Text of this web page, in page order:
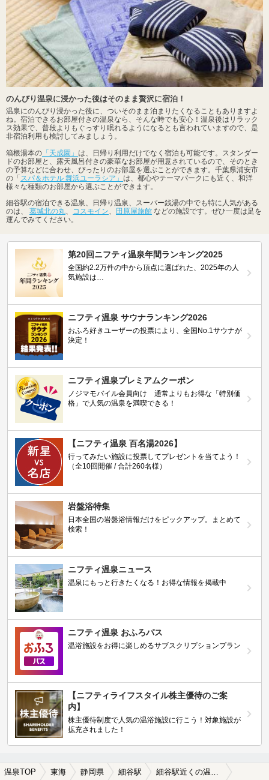
のんびり温泉に浸かった後はそのまま贅沢に宿泊！
温泉にのんびり浸かった後に、ついそのまま泊まりたくなることもありますよ
ね。宿泊できるお部屋付きの温泉なら、そんな時でも安心！温泉後はリラック
ス効果で、普段よりもぐっすり眠れるようになるとも言われていますので、是
非宿泊利用も検討してみましょう。
箱根湯本の 「天成園」 は、日帰り利用だけでなく宿泊も可能です。スタンダー
ドのお部屋と、露天風呂付きの豪華なお部屋が用意されているので、そのとき
の予算などに合わせ、ぴったりのお部屋を選ぶことができます。千葉県浦安市
の「スパ＆ホテル 舞浜ユーラシア」 は、都心やテーマパークにも近く、和洋
様々な種類のお部屋から選ぶことができます。
細谷駅の宿泊できる温泉、日帰り温泉、スーパー銭湯の中でも特に人気がある
のは、 葛城北の丸、 コスモイン、 田原屋旅館 などの施設です。ぜひ一度は足を
運んでみてください。
第20回ニフティ温泉年間ランキング2025
全国約2.2万件の中から頂点に選ばれた、2025年の人
気施設は…
ニフティ温泉 サウナランキング2026
おふろ好きユーザーの投票により、全国No.1サウナが
決定！
ニフティ温泉プレミアムクーポン
ノジマモバイル会員向け 通常よりもお得な「特別価
格」で人気の温泉を満喫できる！
【ニフティ温泉 百名湯2026】
行ってみたい施設に投票してプレゼントを当てよう！
（全10回開催 / 合計260名様）
岩盤浴特集
日本全国の岩盤浴情報だけをピックアップ。まとめて
検索！
ニフティ温泉ニュース
温泉にもっと行きたくなる！お得な情報を掲載中
ニフティ温泉 おふろパス
温浴施設をお得に楽しめるサブスクリプションプラン
【ニフティライフスタイル株主優待のご案
内】
株主優待制度で人気の温浴施設に行こう！対象施設が
拡充されました！
温泉TOP 東海 静岡県 細谷駅 細谷駅近くの温泉宿・温泉旅館・ホテルおすすめ(2026年版)